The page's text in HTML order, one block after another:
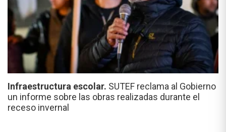
Infraestructura escolar. SUTEF reclama al Gobierno
un informe sobre las obras realizadas durante el
receso invernal